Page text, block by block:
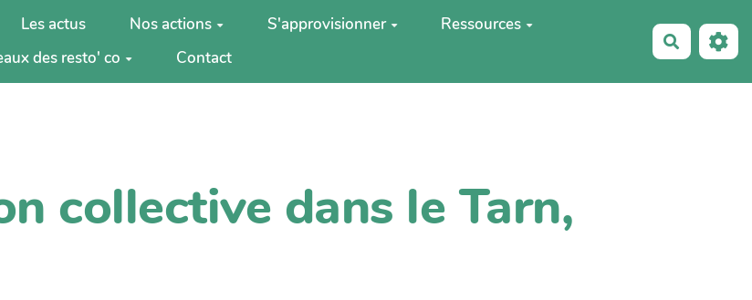
Les actus Nos actions S'approvisionner
Ressources
des resto' co
Contact
collective dans le Tarn,